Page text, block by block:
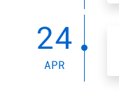
24
APR